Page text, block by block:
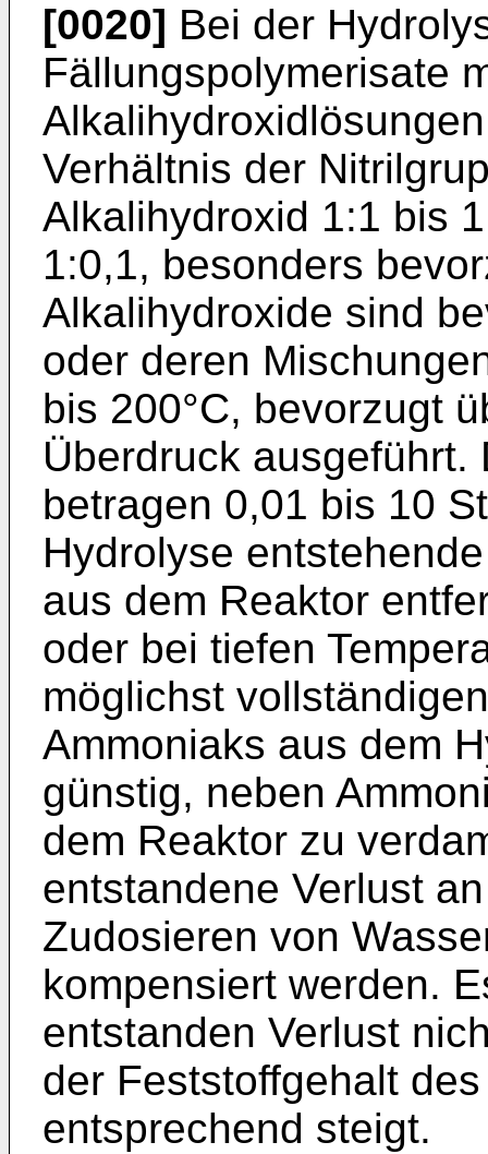
[0020] Bei der
Fällungspolymerisate
Verhältnis der
Alkalihydroxid 1:1 bis
1:0,1, besonders
Alkalihydroxide sind
oder deren
bis 200°C, bevorzugt
Überdruck
betragen 0,01 bis 10
Hydrolyse
aus dem Reaktor
oder bei tiefen
möglichst
Ammoniaks aus dem
günstig, neben
dem Reaktor zu
entstandene Verlust
Zudosieren von
kompensiert werden.
entstanden Verlust
der Feststoffgehalt
entsprechend steigt.